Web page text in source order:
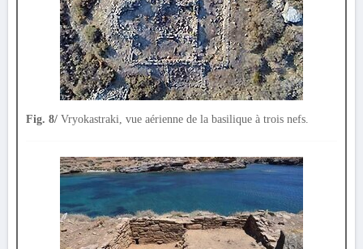
Fig. 8/ Vryokastraki, vue aérienne de la basilique à trois nefs.